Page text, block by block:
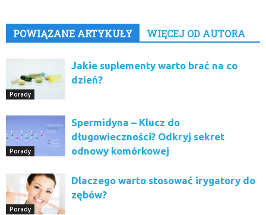
POWIĄZANE ARTYKUŁY WIĘCEJ OD AUTORA
Porady
Jakie suplementy warto brać na co
dzień?
Porady
Spermidyna – Klucz do
długowieczności? Odkryj sekret
odnowy komórkowej
Porady
Dlaczego warto stosować irygatory do
zębów?